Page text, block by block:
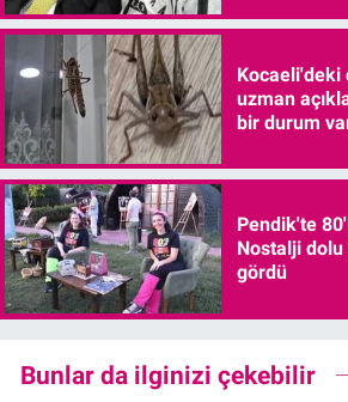
Kocaeli'deki
uzman
bir durum
Pendik'te
Nostalji
gördü
Bunlar da ilginizi çekebilir